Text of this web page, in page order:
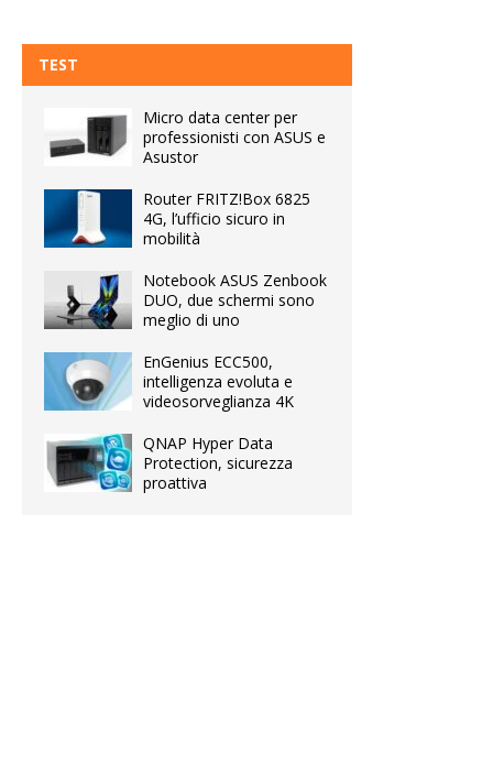
TEST
Micro data center per
professionisti con ASUS e
Asustor
Router FRITZ!Box 6825
4G, l’ufficio sicuro in
mobilità
Notebook ASUS Zenbook
DUO, due schermi sono
meglio di uno
EnGenius ECC500,
intelligenza evoluta e
videosorveglianza 4K
QNAP Hyper Data
Protection, sicurezza
proattiva